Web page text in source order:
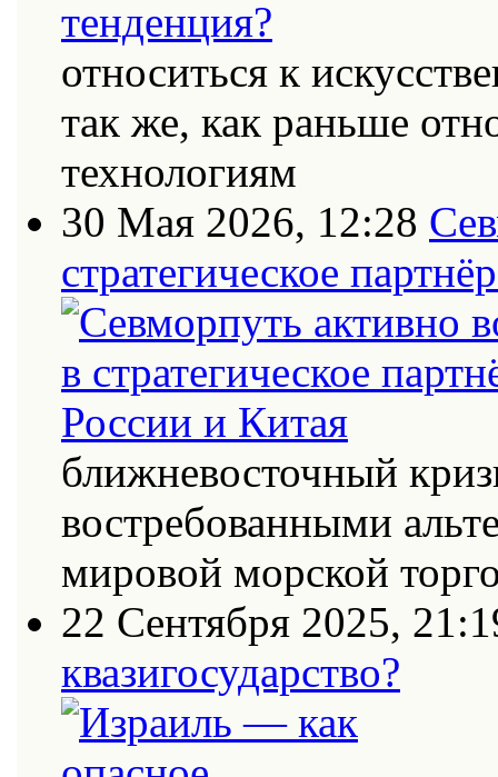
относиться к
так же, как раньше
технологиям
30 Мая 2026, 12:28
стратегическое
ближневосточный
востребованными
мировой морской
22 Сентября 2025,
квазигосударство?